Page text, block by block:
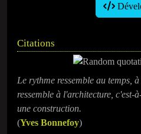
Citations
Le rythme ressemble au temps,
ressemble à l'architecture, c'est-
une construction.
(​Yves Bonnefoy)